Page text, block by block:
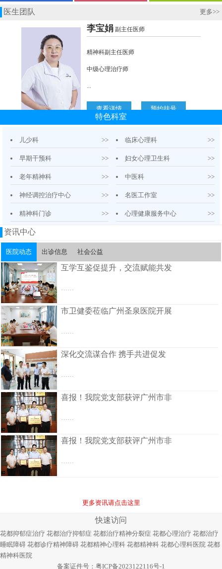
医生团队 更多>>
特色科室
儿少科 >> 临床心理科 >>
早期干预科 >> 妇女心理卫生科 >>
老年精神科 >> 中医科 >>
神经调控治疗中心 >> 名医工作室 >>
精神科门诊 >> 心理健康服务中心 >>
资讯中心
医院动态 出诊信息 社会公益
互学互鉴促提升，交流赋能共发
……
市卫健委莅临广州圣泉医院开展
……
深化交流谋合作 携手共进促发
……
喜报！我院党支部获评广州市非
……
喜报！我院党支部获评广州市非
……
更多资讯请点击这里
快速访问
花都抑郁症治疗 花都治疗抑郁症 花都治疗精神分裂症 花都心理治疗 花都治疗
睡眠障碍 花都诊疗精神障碍 花都精神心理科 花都精神科 花都心理科医院 花都
精神科医院
备案证件号： 粤ICP备2023122116号-1